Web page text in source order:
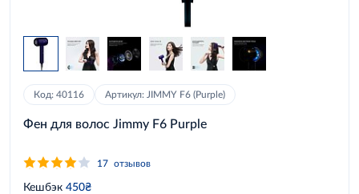
Код: 40116 Артикул: JIMMY F6 (Purple)
Фен для волос Jimmy F6 Purple
17 отзывов
Кешбэк 450₴